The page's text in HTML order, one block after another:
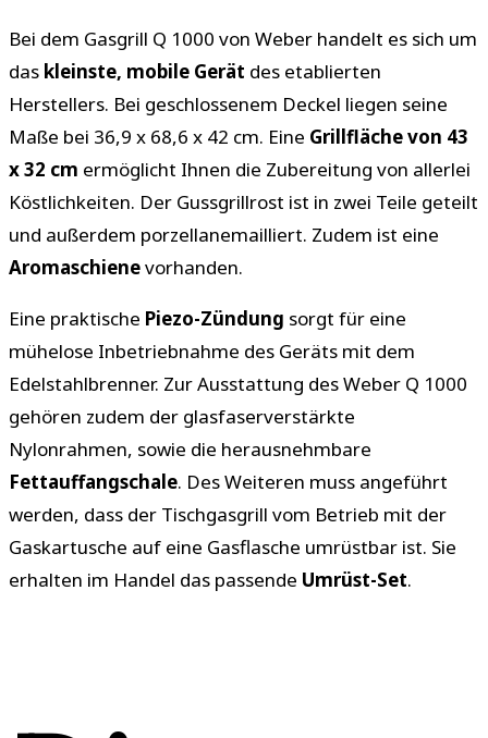
Bei dem Gasgrill Q 1000 von Weber handelt es sich um
das kleinste, mobile Gerät des etablierten
Herstellers. Bei geschlossenem Deckel liegen seine
Maße bei 36,9 x 68,6 x 42 cm. Eine Grillfläche von 43
x 32 cm ermöglicht Ihnen die Zubereitung von allerlei
Köstlichkeiten. Der Gussgrillrost ist in zwei Teile geteilt
und außerdem porzellanemailliert. Zudem ist eine
Aromaschienevorhanden.
Eine praktische Piezo-Zündung sorgt für eine
mühelose Inbetriebnahme des Geräts mit dem
Edelstahlbrenner. Zur Ausstattung des Weber Q 1000
gehören zudem der glasfaserverstärkte
Nylonrahmen, sowie die herausnehmbare
Fettauffangschale. Des Weiteren muss angeführt
werden, dass der Tischgasgrill vom Betrieb mit der
Gaskartusche auf eine Gasflasche umrüstbar ist. Sie
erhalten im Handel das passende Umrüst-Set.